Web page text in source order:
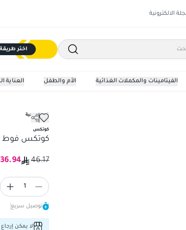
الالكترونية
اختر
العناية الأم والطفل الفيتامينات والمكملات الغذائية
كوتكس فوط
فوط صحية
كوتكس
كوتكس فوط
46.17
36.94
1
توصيل سريع
لا يمكن